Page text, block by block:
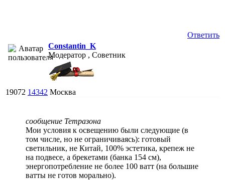
Ответить
Constantin_K
Модератор , Советник
19072 14342 Москва
сообщение Тетразона
Мои условия к освещению были следующие (в
том числе, но не ограничиваясь): готовый
светильник, не Китай, 100% эстетика, крепеж не
на подвесе, а брекетами (банка 154 см),
энергопотребление не более 100 ватт (на большие
ватты не готов морально).